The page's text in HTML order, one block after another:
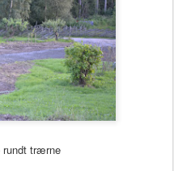
rundt trærne